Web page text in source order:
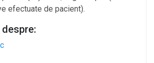
efectuate de pacient).